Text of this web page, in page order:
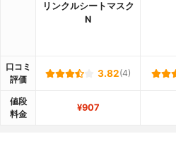
リンクルシートマスク
N
口コミ
評価
3.82(4)
値段
料金
¥907